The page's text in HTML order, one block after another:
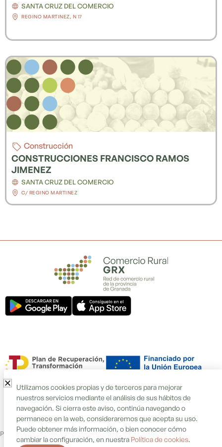
SANTA CRUZ DEL COMERCIO
REGINO MARTINEZ, N 17
Construcción
CONSTRUCCIONES FRANCISCO RAMOS
JIMENEZ
SANTA CRUZ DEL COMERCIO
C/ REGINO MARTINEZ
Política de cookies Política de privacidad Aviso legal
Utilizamos cookies propias y de terceros para mejorar
nuestros servicios mediante el análisis de sus hábitos de
navegación. Si cierra este aviso, continúa navegando o
permanece en la web, consideraremos que acepta su uso.
Puede obtener más información, o bien conocer cómo
cambiar la configuración, en nuestra Política de cookies.